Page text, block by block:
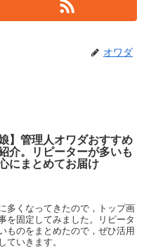
オワダ
娘】管理人オワダおすすめ
介。リピーターが多いも
にまとめてお届け
多くなってきたので，トップ画
を固定してみました。リピータ
ものをまとめたので，ぜひ活用
ていきます。